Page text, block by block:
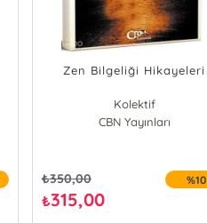
Zen Bilgeliği Hikayeleri
Kolektif
CBN Yayınları
₺350,00
₺315,00
%10